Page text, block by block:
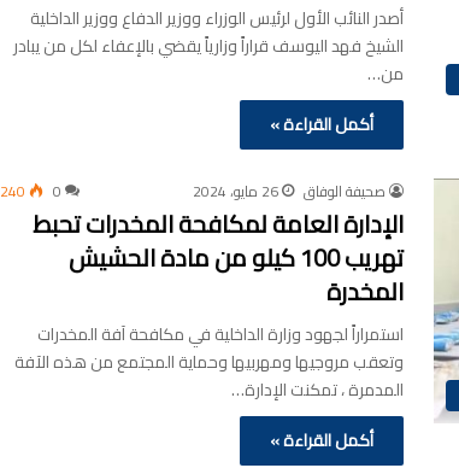
أصدر النائب الأول لرئيس الوزراء ووزير الدفاع ووزير الداخلية
الشيخ فهد اليوسف قراراً وزارياً يقضي بالإعفاء لكل من يبادر
من…
أكمل القراءة »
صحيفة الوفاق 26 مايو، 2024 0
240
الإدارة العامة لمكافحة المخدرات تحبط
تهريب 100 كيلو من مادة الحشيش
المخدرة
استمراراً لجهود وزارة الداخلية في مكافحة آفة المخدرات
وتعقب مروجيها ومهربيها وحماية المجتمع من هذه الآفة
المدمرة ، تمكنت الإدارة…
أكمل القراءة »